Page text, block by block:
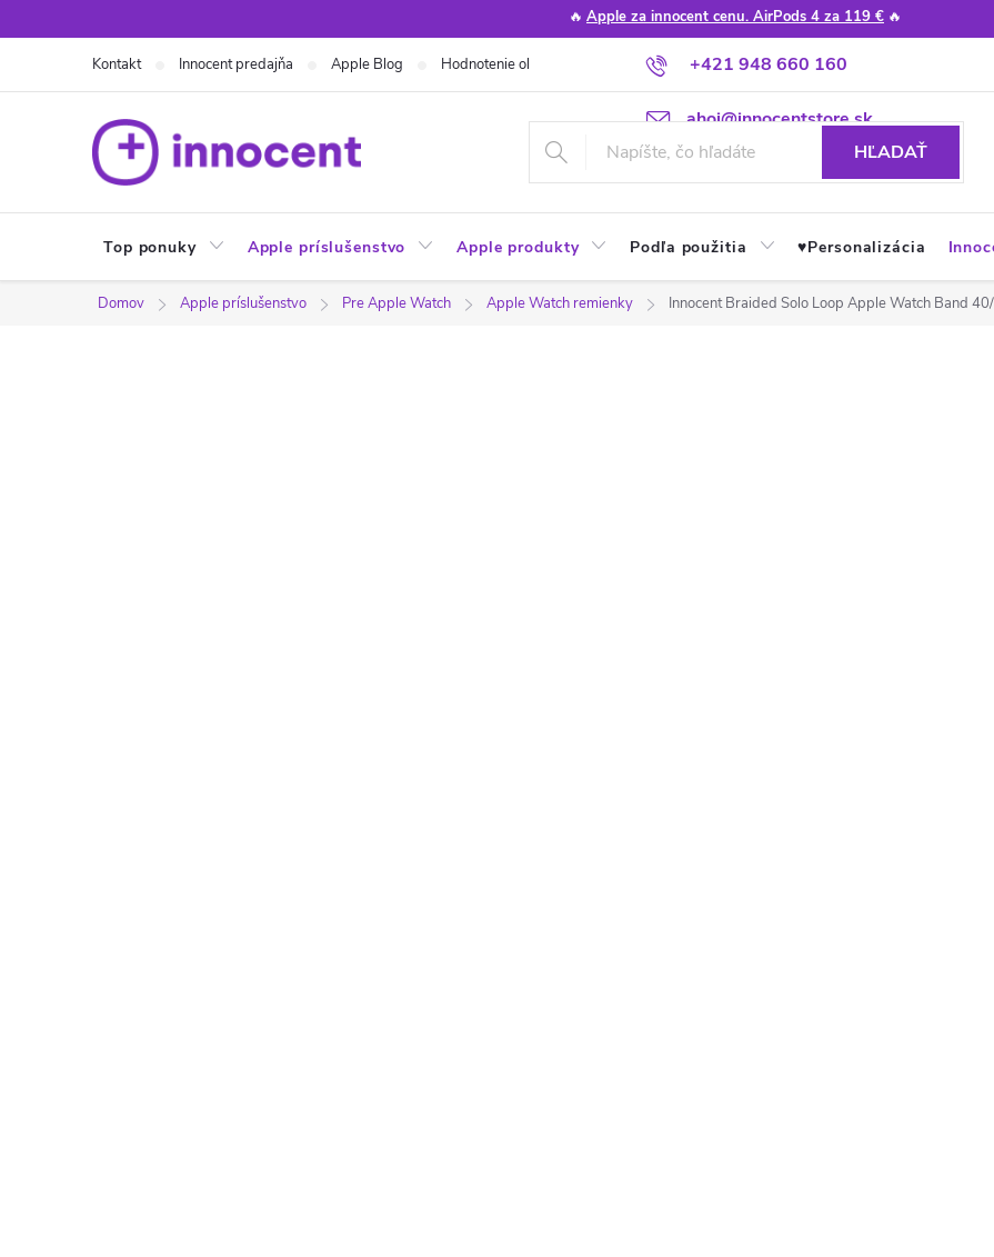
na
🔥 Apple za innocent cenu. AirPods 4 za 119 € 🔥
+421 948 660 160
ahoj@innocentstore.sk
Kontakt Innocent predajňa Apple Blog Hodnotenie obchodu Poradňa Apple návody a tipy
HĽADAŤ
Top ponuky Apple príslušenstvo Apple produkty Podľa použitia ♥︎Personalizácia
Domov Apple príslušenstvo Pre Apple Watch Apple Watch remienky Innocent Braided Solo Loop Apple Watch Band